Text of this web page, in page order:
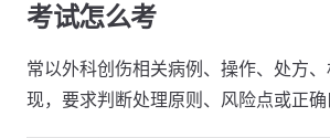
考试怎么考
常以外科创伤相关病例、操作、处方
现，要求判断处理原则、风险点或正确